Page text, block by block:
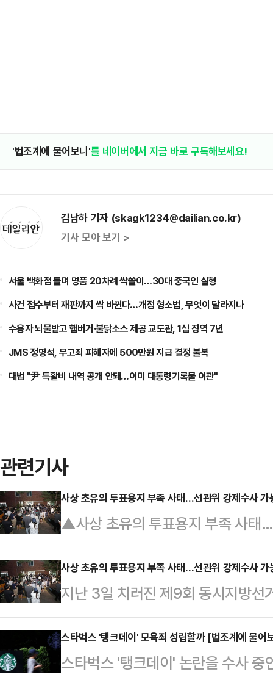
'법조계에 물어보니'를 네이버에서 지금 바로 구독해보세요!
김남하 기자 (skagk1234@dailian.co.kr)
기사 모아 보기 >
서울 백화점 돌며 명품 20차례 싹쓸이…30대 중국인 실형
사건 접수부터 재판까지 싹 바뀐다…개정 형소법, 무엇이 달라지나
수용자 뇌물받고 햄버거·불닭소스 제공 교도관, 1심 징역 7년
JMS 정명석, 무고죄 피해자에 500만원 지급 결정 불복
대법 "尹 특활비 내역 공개 안돼…이미 대통령기록물 이관"
관련기사
사상 초유의 투표용지 부족 사태…선관위 강제수사
▲사상 초유의 투표용지 부족 사태
어보니 725]지난 3일 치러진 제9
지 부족' 사태가 발생하며 중앙선거
다. 법조계에서는 "단순한 행정 실
물리적으로 제한된 사건"이라며 "
사가 진행될 가능성은 매우 크다"
면 시민단체 서민민생대책위원회(
사상 초유의 투표용지 부족 사태…선관위 강제수사
지난 3일 치러진 제9회 동시지방선
가 발생하며 중앙선거관리위원회
서는 "단순한 행정 실수를 넘어 헌
제한된 사건"이라며 "조만간 선관
스타벅스 '탱크데이' 모욕죄 성립할까 [법조계에 물
스타벅스 '탱크데이' 논란을 수사